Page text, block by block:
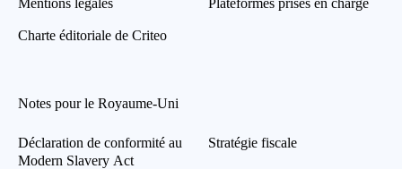
Mentions légales
Charte éditoriale de Criteo
Plateformes prises en charge
Notes pour le Royaume-Uni
Déclaration de conformité au
Modern Slavery Act
Stratégie fiscale